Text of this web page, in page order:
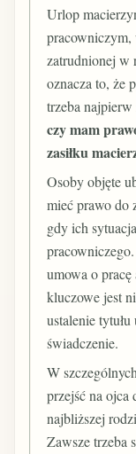
Urlop
zatrudnionej w
oznacza to, że
trzeba
czy mam
zasiłku
Osoby objęte
mieć prawo do
gdy ich
umowa o
kluczowe jest
ustalenie
świadczenie.
W
przejść na ojca
najbliższej
Zawsze trzeba